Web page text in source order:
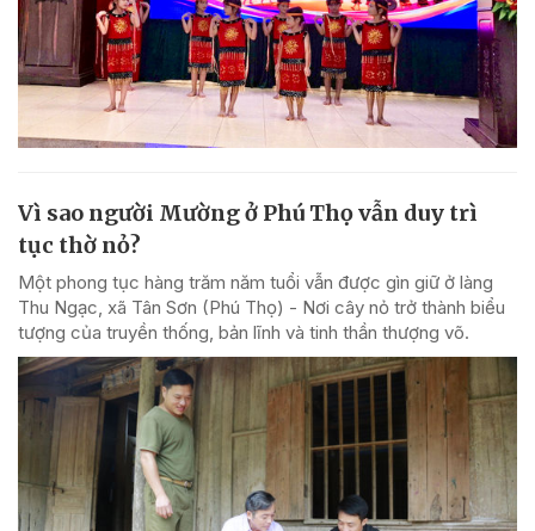
Vì sao người Mường ở Phú Thọ vẫn duy trì
tục thờ nỏ?
Một phong tục hàng trăm năm tuổi vẫn được gìn giữ ở làng
Thu Ngạc, xã Tân Sơn (Phú Thọ) - Nơi cây nỏ trở thành biểu
tượng của truyền thống, bản lĩnh và tinh thần thượng võ.